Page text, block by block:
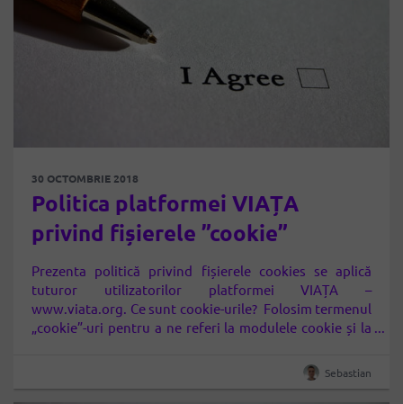
30 OCTOMBRIE 2018
Politica platformei VIAȚA
privind fișierele ”cookie”
Prezenta politică privind fișierele cookies se aplică
tuturor utilizatorilor platformei VIAȚA –
www.viata.org. Ce sunt cookie-urile? Folosim termenul
„cookie”-uri pentru a ne referi la modulele cookie și la
colectate informații în mod automat. Un „cookie”
reprezintă un fișier de mici dimensiuni, format din
Sebastian